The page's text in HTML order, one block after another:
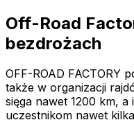
Off-Road
bezdrożach
OFF-ROAD FACTORY
także w organizacji
sięga nawet 1200 km,
uczestnikom nawet